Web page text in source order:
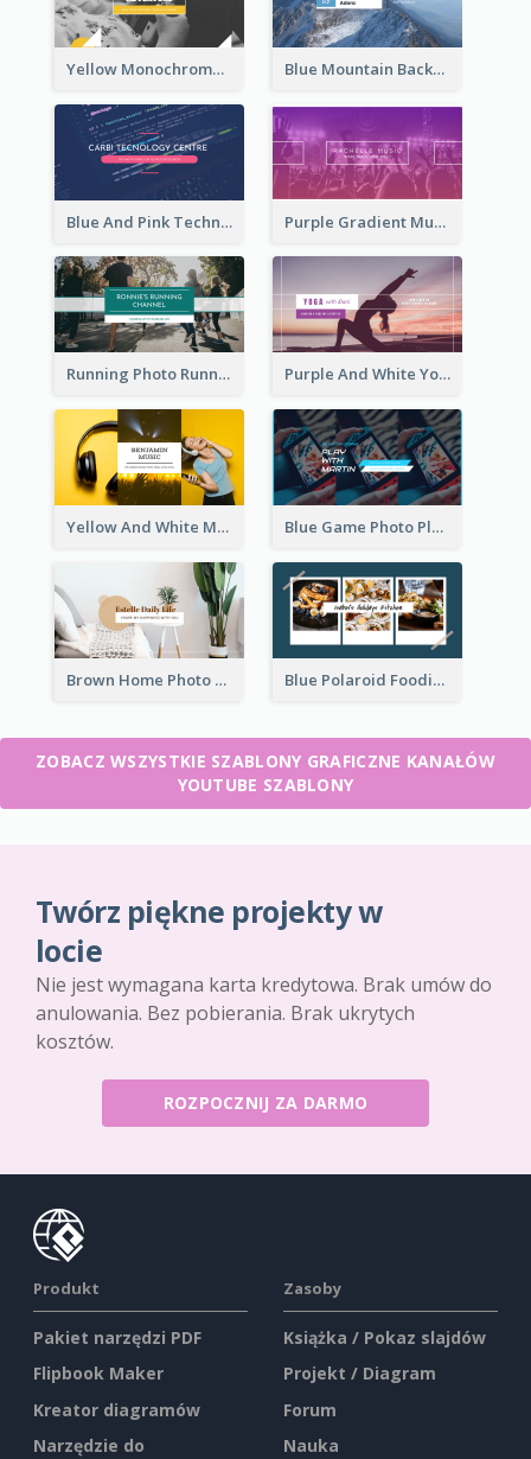
Yellow Monochrome Games Playing YouTube Channel Art Blue Mountain Background Hiking Vlog YouTube Cannel Art
Blue And Pink Technology YouTube Channel Art Purple Gradient Music Photo Music YouTube Channel Art
Running Photo Running Life Record YouTube Channel Art Purple And White Yoga Tutorial YouTube Channel Art
Yellow And White Music Photo Music Channel Art Blue Game Photo Playing Games YouTube Channel Art
Brown Home Photo Daily Lives Sharing YouTube Channel Art Blue Polaroid Foodies Blogger YouTube Channel Art
ZOBACZ WSZYSTKIE SZABLONY GRAFICZNE KANAŁÓW
YOUTUBE SZABLONY
Twórz piękne projekty w
locie
Nie jest wymagana karta kredytowa. Brak umów do
anulowania. Bez pobierania. Brak ukrytych
kosztów.
ROZPOCZNIJ ZA DARMO
Produkt
Pakiet narzędzi PDF
Flipbook Maker
Kreator diagramów
Narzędzie do
Zasoby
Książka / Pokaz slajdów
Projekt / Diagram
Forum
Nauka